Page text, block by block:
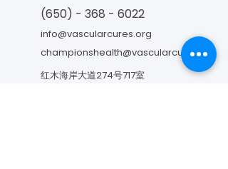
(650) - 368 - 6022
info@vascularcures.org
championshealth@vascularcures.org
红木海岸大道274号717室